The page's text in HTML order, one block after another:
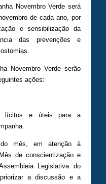
Novembro Verde será
de cada ano, por
e sensibilização da
das prevenções e
Novembro Verde serão
ações:
lícitos e úteis para a
mês, em atenção à
de conscientização e
Legislativa do
a discussão e a